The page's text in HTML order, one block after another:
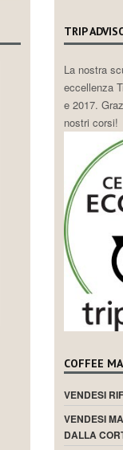
TRIP
La nostra
eccellenza
e 2017.
nostri corsi!
COFFEE
VENDESI
VENDESI
DALLA